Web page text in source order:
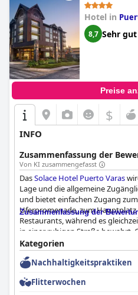
Hotel in
8,7 Sehr gut
Preise
$
INFO
Zusammenfassung der
Von KI zusammengefasst
DasSolace Hotel Puerto Varas
Lage und die allgemeine
und bietet einfachen Zugang
Uferpromenade, zum Hauptplatz
Restaurants, während es
in einer ruhigen Straße bewahrt.
Bequemlichkeit, wichtige
erreichen, und genießen den
Umgebung. Die Nähe des Hotels
Attraktivität zusätzlich.
Zusammenfassung der
Kategorien
Nachhaltigkeitspraktiken
Flitterwochen